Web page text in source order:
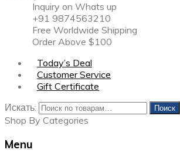
Inquiry on Whats up
+91 9874563210
Free Worldwide Shipping
Order Above $100
Today’s Deal
Customer Service
Gift Certificate
Искать:
Поиск
Shop By Categories
Menu